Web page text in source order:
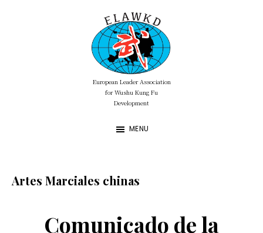
ELAWKD
European Leader Association
for Wushu Kung Fu
Development
MENU
Artes Marciales chinas
Comunicado de la